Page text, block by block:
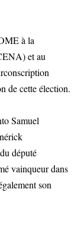
à la
et au
de cette élection.
Samuel
député
vainqueur dans
son